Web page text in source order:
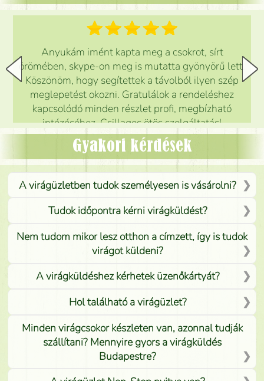
Anyukám imént kapta meg a csokrot, sírt
örömében, skype-on meg is mutatta gyönyörű lett.
Köszönöm, hogy segítettek a távolból ilyen szép
meglepetést okozni. Gratulálok a rendeléshez
kapcsolódó minden részlet profi, megbízható
intézéséhez. Csillagos ötös szolgáltatás!
Mónika
Gyakori kérdések
A virágüzletben tudok személyesen is vásárolni?
Tudok időpontra kérni virágküldést?
Nem tudom mikor lesz otthon a címzett, így is tudok
virágot küldeni?
A virágküldéshez kérhetek üzenőkártyát?
Hol található a virágüzlet?
Minden virágcsokor készleten van, azonnal tudják
szállítani? Mennyire gyors a virágküldés
Budapestre?